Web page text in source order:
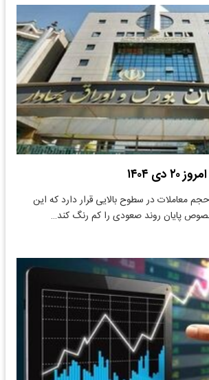
۱۴۰۴
معاملات در سطوح بالایی قرار دارد که این
پایان روند صعودی را کم رنگ کند…